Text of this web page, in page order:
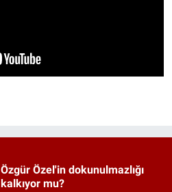
Özgür Özel'in dokunulmazlığı
kalkıyor mu?